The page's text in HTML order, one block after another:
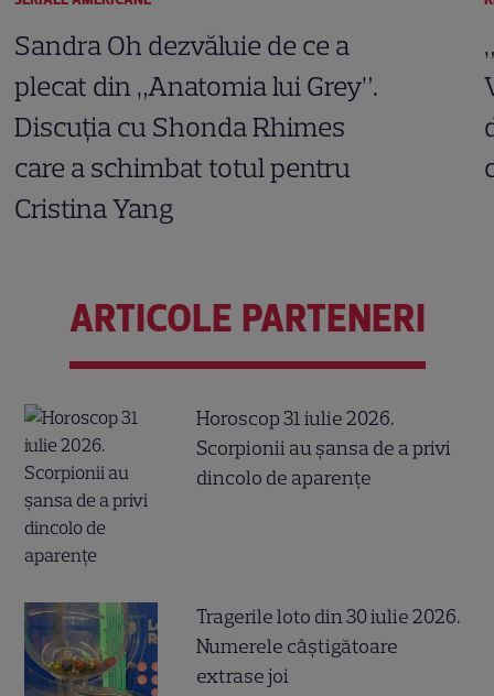
Sandra Oh dezvăluie de ce a
plecat din „Anatomia lui Grey”.
Discuția cu Shonda Rhimes
care a schimbat totul pentru
Cristina Yang
ARTICOLE PARTENERI
Horoscop 31 iulie 2026.
Scorpionii au șansa de a privi
dincolo de aparențe
Tragerile loto din 30 iulie 2026.
Numerele câştigătoare
extrase joi